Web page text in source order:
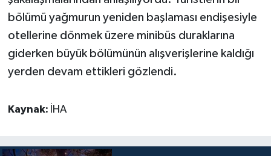
bölümü yağmurun yeniden başlaması endişesiyle
otellerine dönmek üzere minibüs duraklarına
giderken büyük bölümünün alışverişlerine kaldığı
yerden devam ettikleri gözlendi.
Kaynak: İHA